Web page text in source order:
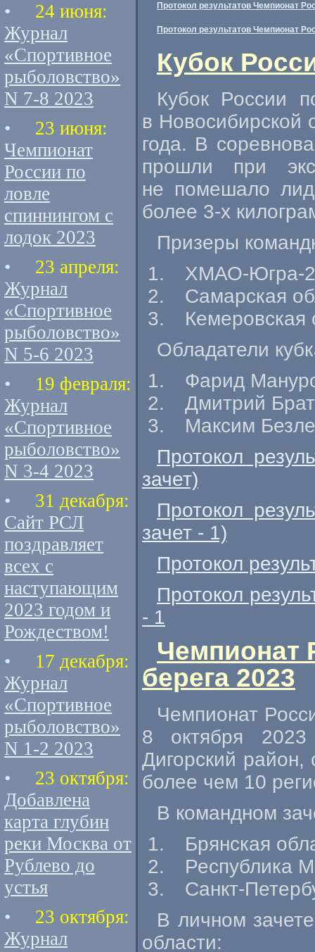
• 24 июня:
Журнал
«Спортивное
рыболовство»
N 7-8 2023
• 23 июня:
Чемпионат
России по
ловле
спиннингом с
лодок 2023
• 23 апреля:
Журнал
«Спортивное
рыболовство»
N 5-6 2023
• 19 февраля:
Журнал
«Спортивное
рыболовство»
N 3-4 2023
• 31 декабря:
Сайт РСЛ
поздравляет
всех с
наступающим
2023 годом и
Рождеством!
• 17 декабря:
Журнал
«Спортивное
рыболовство»
N 1-2 2023
• 23 октября:
Добавлена
карта глубин
реки Москва от
Рублево до
устья
• 23 октября:
Журнал
Протокол результатов Чемпионат
Протокол результатов Чемпионат
Кубок
Кубок России
в Новосибирской
года. В
прошли при
не помешало
более 3-х
Призеры
ХМАО-Югра-2
Самарская
Кемеровская
Обладатели
Фарид
Дмитрий
Максим
Протокол
зачет)
Протокол
зачет - 1)
Протокол
Протокол
- 1
Чемпионат
берега 2023
Чемпионат
8 октября 2023
Дигорский район,
более чем 10
В командном
Брянская
Республика
Санкт-
В личном
области: